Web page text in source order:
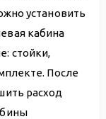
установить
кабина
стойки,
После
расход